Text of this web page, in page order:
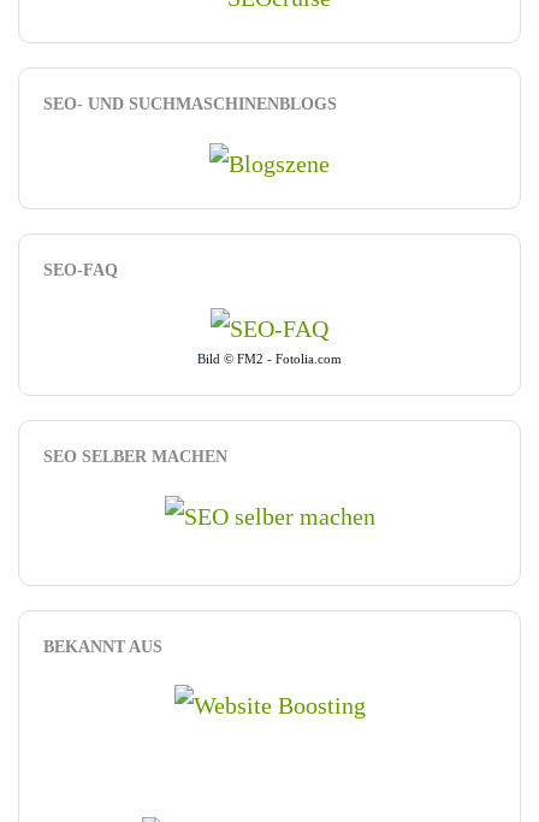
SEO- UND SUCHMASCHINENBLOGS
SEO-FAQ
Bild © FM2 - Fotolia.com
SEO SELBER MACHEN
BEKANNT AUS